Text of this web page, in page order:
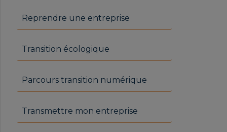
Reprendre une entreprise
Transition écologique
Parcours transition numérique
Transmettre mon entreprise